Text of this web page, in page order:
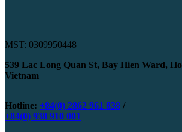
MST: 0309950448
539 Lac Long Quan St, Bay Hien Ward,
Vietnam
Hotline: +84(0) 2862 961 838 /
+84(0) 938 910 001